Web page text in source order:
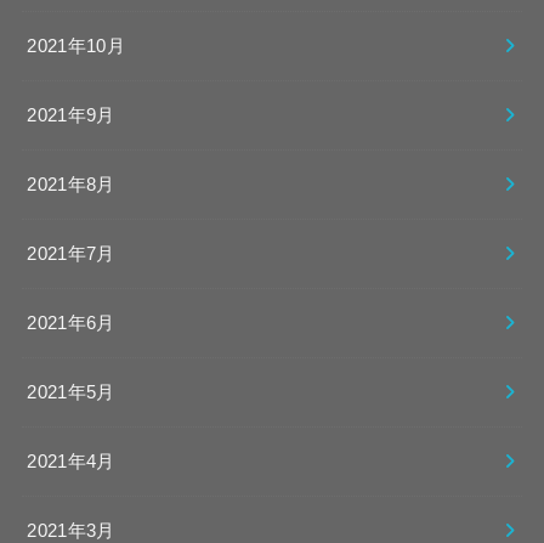
2021年10月
2021年9月
2021年8月
2021年7月
2021年6月
2021年5月
2021年4月
2021年3月